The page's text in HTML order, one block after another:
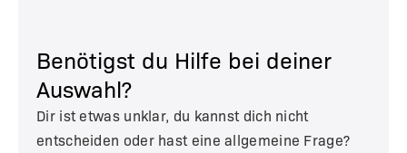
Benötigst du Hilfe bei deiner
Auswahl?
Dir ist etwas unklar, du kannst dich nicht
entscheiden oder hast eine allgemeine Frage?